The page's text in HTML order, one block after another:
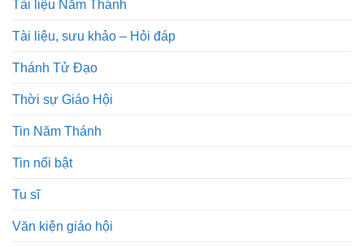
Tài liệu Năm Thánh
Tài liệu, sưu khảo – Hỏi đáp
Thánh Tử Đạo
Thời sự Giáo Hội
Tin Năm Thánh
Tin nổi bật
Tu sĩ
Văn kiện giáo hội